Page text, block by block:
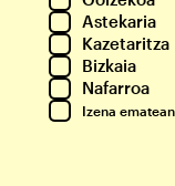
Astekaria
Kazetaritza
Bizkaia
Nafarroa
Izena ematean